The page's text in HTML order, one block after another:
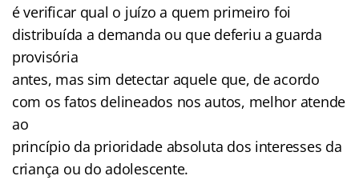
é verificar qual o juízo a quem primeiro foi
distribuída a demanda ou que deferiu a guarda
provisória
antes, mas sim detectar aquele que, de acordo
com os fatos delineados nos autos, melhor atende
ao
princípio da prioridade absoluta dos interesses da
criança ou do adolescente.